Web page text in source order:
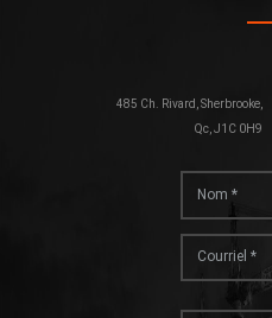
485 Ch. Rivard, Sherbrooke,
Qc, J1C 0H9